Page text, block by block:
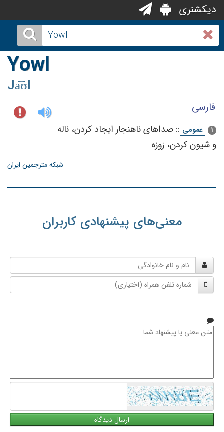
دیکشنری
Yowl
Ja͡ʊl
فارسی
1 عمومی :: صداهای‌ ناهنجار ایجاد كردن‌، ناله‌
و شیون‌ كردن‌، زوزه‌
شبکه مترجمین ایران
معنی‌های پیشنهادی کاربران
و
نام
خانوادگی
شماره
تلفن
متن